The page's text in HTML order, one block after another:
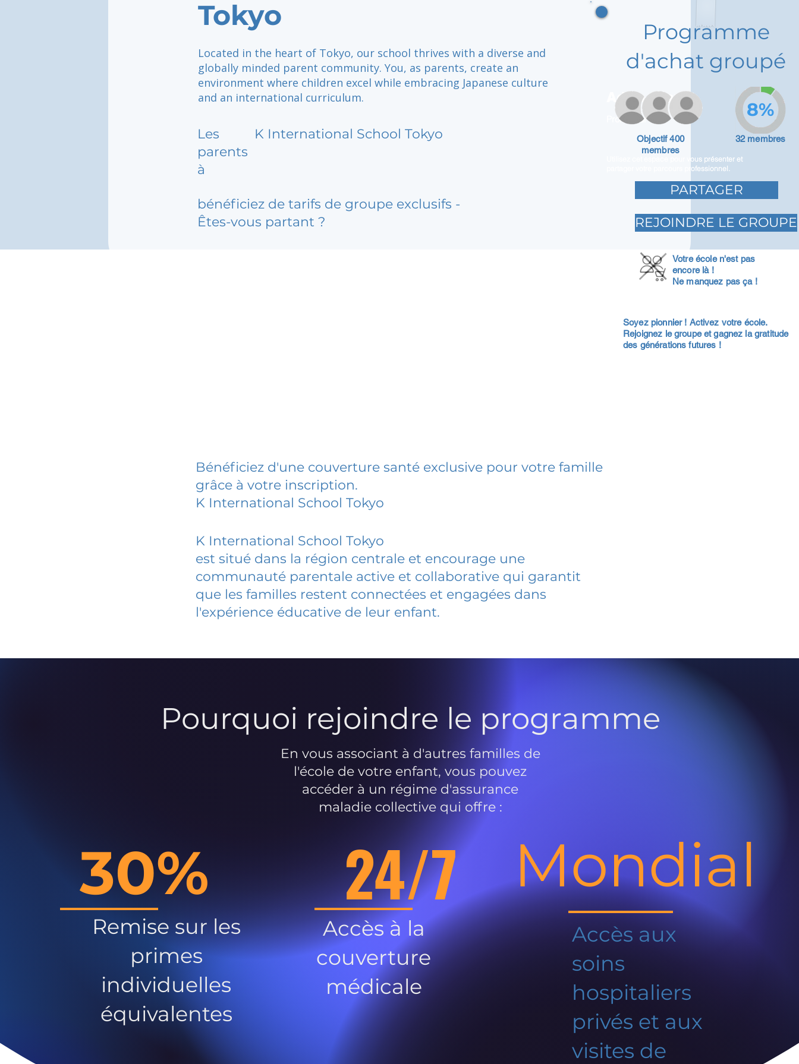
Tokyo
Located in the heart of Tokyo, our school thrives with a diverse and
globally minded parent community. You, as parents, create an
environment where children excel while embracing Japanese culture
and an international curriculum.
Les
parents
à
K International School Tokyo
bénéficiez de tarifs de groupe exclusifs -
Êtes-vous partant ?
Adam Caar
Promoteur
Utilisez cet espace pour vous présenter et
partager votre parcours professionnel.
Programme
d'achat groupé
Objectif 400
membres
32 membres
8%
PARTAGER
REJOINDRE LE GROUPE
Votre école n'est pas
encore là !
Ne manquez pas ça !
Soyez pionnier ! Activez votre école.
Rejoignez le groupe et gagnez la gratitude
des générations futures !
Bénéficiez d'une couverture santé exclusive pour votre famille
grâce à votre inscription.
K International School Tokyo
K International School Tokyo
est situé dans la région centrale et encourage une
communauté parentale active et collaborative qui garantit
que les familles restent connectées et engagées dans
l'expérience éducative de leur enfant.
Pourquoi rejoindre le programme
En vous associant à d'autres familles de
l'école de votre enfant, vous pouvez
accéder à un régime d'assurance
maladie collective qui offre :
30%
Remise sur les
primes
individuelles
équivalentes
24/7
Accès à la
couverture
médicale
Mondial
Accès aux
soins
hospitaliers
privés et aux
visites de